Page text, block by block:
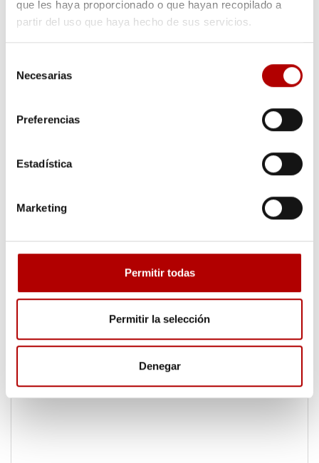
que les haya proporcionado o que hayan recopilado a
partir del uso que haya hecho de sus servicios.
Necesarias
Preferencias
Estadística
Marketing
Permitir todas
Permitir la selección
Denegar
información